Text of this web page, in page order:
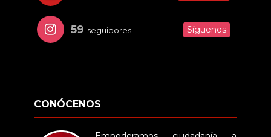
59 seguidores Síguenos
CONÓCENOS